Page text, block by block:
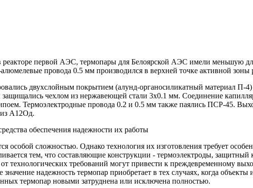
первой АЭС, термопары для Белоярской АЭС имели меньшую
провода 0.5 мм производился в верхней точке активной зоны
двухслойным покрытием (алунд-органосиликатный материал П-
чехлом из нержавеющей стали 3x0.1 мм. Соединение
Термоэлектродные провода 0.2 и 0.5 мм также паялись ПСР-45.
из А12Од.
обеспечения надежности их работы
особой сложностью. Однако технология их изготовления требует
тем, что составляющие конструкции - термоэлектроды,
технологических требований могут привести к преждевременному
надежность термопар приобретает в тех случаях, когда
термопар новыми затруднена или исключена полностью.